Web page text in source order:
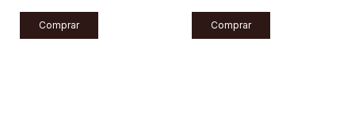
Comprar Comprar